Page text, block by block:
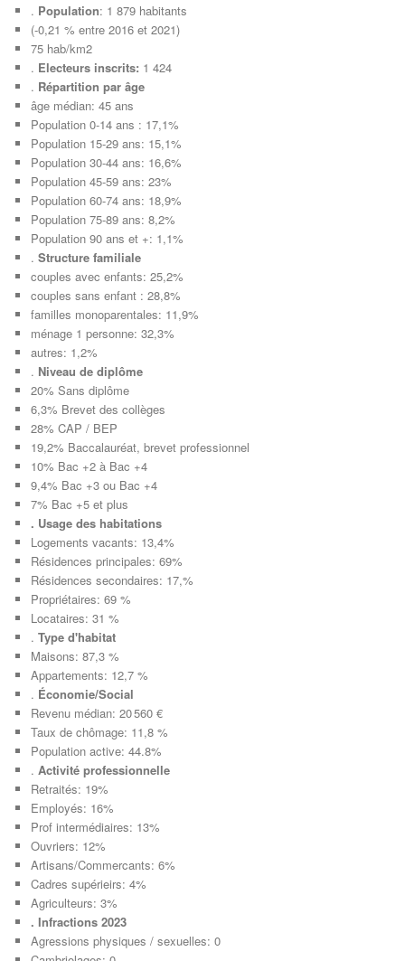
. Population: 1 879 habitants
(-0,21 % entre 2016 et 2021)
75 hab/km2
. Electeurs inscrits: 1 424
. Répartition par âge
âge médian: 45 ans
Population 0-14 ans : 17,1%
Population 15-29 ans: 15,1%
Population 30-44 ans: 16,6%
Population 45-59 ans: 23%
Population 60-74 ans: 18,9%
Population 75-89 ans: 8,2%
Population 90 ans et +: 1,1%
.Structure familiale
couples avec enfants: 25,2%
couples sans enfant : 28,8%
familles monoparentales: 11,9%
ménage 1 personne: 32,3%
autres: 1,2%
. Niveau de diplôme
20% Sans diplôme
6,3% Brevet des collèges
28% CAP / BEP
19,2% Baccalauréat, brevet professionnel
10% Bac +2 à Bac +4
9,4% Bac +3 ou Bac +4
7% Bac +5 et plus
. Usage des habitations
Logements vacants: 13,4%
Résidences principales: 69%
Résidences secondaires: 17,%
Propriétaires: 69 %
Locataires: 31 %
.Type d'habitat
Maisons: 87,3 %
Appartements: 12,7 %
. Économie/Social
Revenu médian: 20 560 €
Taux de chômage: 11,8 %
Population active: 44.8%
. Activité professionnelle
Retraités: 19%
Employés: 16%
Prof intermédiaires: 13%
Ouvriers: 12%
Artisans/Commercants: 6%
Cadres supérieirs: 4%
Agriculteurs: 3%
. Infractions 2023
Agressions physiques / sexuelles: 0